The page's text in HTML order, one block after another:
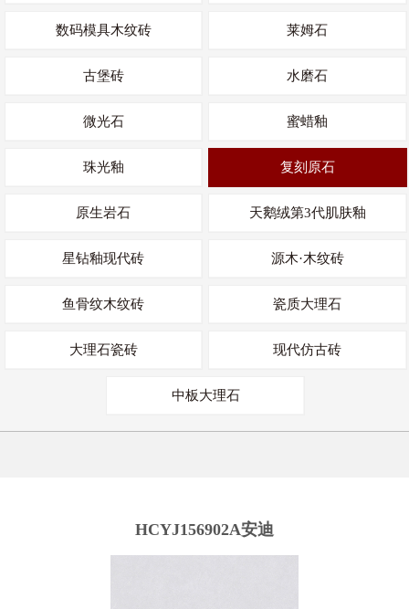
数码模具木纹砖 莱姆石
古堡砖 水磨石
微光石 蜜蜡釉
珠光釉 复刻原石
原生岩石 天鹅绒第3代肌肤釉
星钻釉现代砖 源木·木纹砖
鱼骨纹木纹砖 瓷质大理石
大理石瓷砖 现代仿古砖
中板大理石
HCYJ156902A安迪